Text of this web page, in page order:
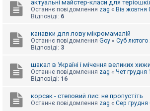
Т
м
б
д
о
е
актуальні майстер-класи для
Останнє повідомлення zag « Вів жовтня
Відповіді: 6
канавки для лову мікромамалій
Останнє повідомлення Goy « Суб лютого
Відповіді: 3
шакал в Україні і мічення великих
Останнє повідомлення zag « Чет грудня
Відповіді: 16
корсак - степовий лис: не пропустіть
Останнє повідомлення zag « Сер грудня